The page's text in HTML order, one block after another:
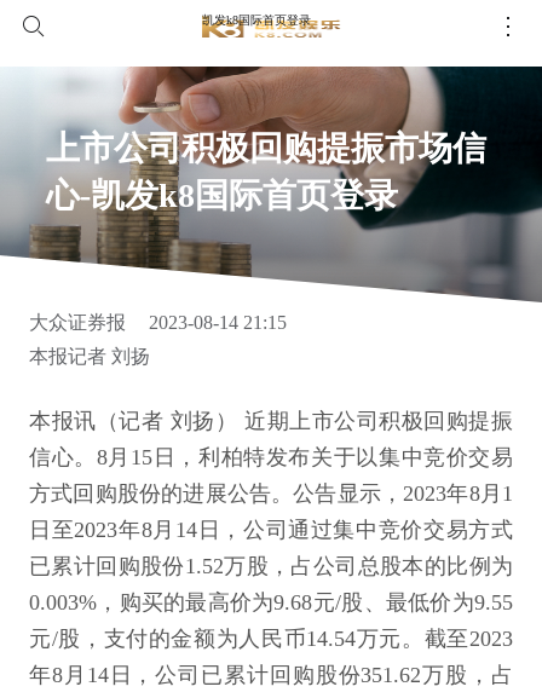
凯发k8国际首页登录
上市公司积极回购提振市场信
心-凯发k8国际首页登录
大众证券报
2023-08-14 21:15
本报记者 刘扬
本报讯（记者 刘扬） 近期上市公司积极回购提振
信心。8月15日，利柏特发布关于以集中竞价交易
方式回购股份的进展公告。公告显示，2023年8月1
日至2023年8月14日，公司通过集中竞价交易方式
已累计回购股份1.52万股，占公司总股本的比例为
0.003%，购买的最高价为9.68元/股、最低价为9.55
元/股，支付的金额为人民币14.54万元。截至2023
年8月14日，公司已累计回购股份351.62万股，占